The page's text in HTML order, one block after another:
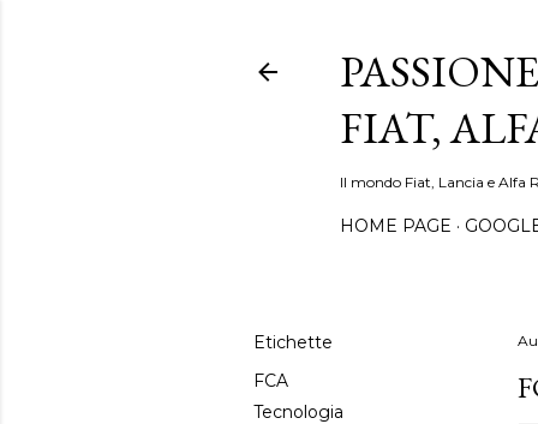
FIAT,
Il mondo Fiat, Lancia e
HOME PAGE
Etichette
FCA
Tecnologia